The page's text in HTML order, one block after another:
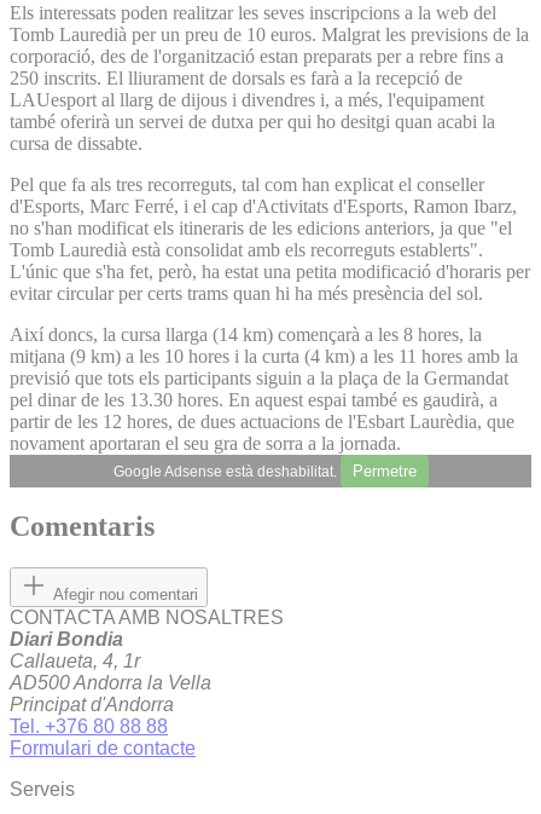
Els interessats poden realitzar les seves inscripcions a la web del
Tomb Lauredià per un preu de 10 euros. Malgrat les previsions de la
corporació, des de l'organització estan preparats per a rebre fins a
250 inscrits. El lliurament de dorsals es farà a la recepció de
LAUesport al llarg de dijous i divendres i, a més, l'equipament
també oferirà un servei de dutxa per qui ho desitgi quan acabi la
cursa de dissabte.
Pel que fa als tres recorreguts, tal com han explicat el conseller
d'Esports, Marc Ferré, i el cap d'Activitats d'Esports, Ramon Ibarz,
no s'han modificat els itineraris de les edicions anteriors, ja que "el
Tomb Lauredià està consolidat amb els recorreguts establerts".
L'únic que s'ha fet, però, ha estat una petita modificació d'horaris per
evitar circular per certs trams quan hi ha més presència del sol.
Així doncs, la cursa llarga (14 km) començarà a les 8 hores, la
mitjana (9 km) a les 10 hores i la curta (4 km) a les 11 hores amb la
previsió que tots els participants siguin a la plaça de la Germandat
pel dinar de les 13.30 hores. En aquest espai també es gaudirà, a
partir de les 12 hores, de dues actuacions de l'Esbart Laurèdia, que
novament aportaran el seu gra de sorra a la jornada.
Google Adsense està deshabilitat. Permetre
Comentaris
Afegir nou comentari
CONTACTA AMB NOSALTRES
Diari Bondia
Callaueta, 4, 1r
AD500 Andorra la Vella
Principat d'Andorra
Tel. +376 80 88 88
Formulari de contacte
Serveis